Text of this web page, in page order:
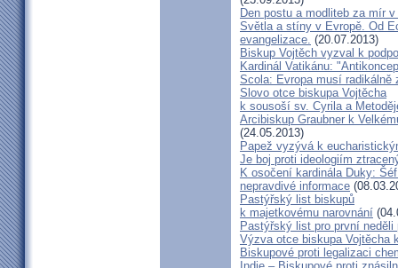
Den postu a modliteb za mír
Světla a stíny v Evropě. Od
evangelizace. (20.07.2013)
Biskup Vojtěch vyzval k
Kardinál Vatikánu:
Scola: Evropa musí
Slovo otce biskupa Vojtěcha
k sousoší sv. Cyrila a
Arcibiskup Graubner k
(24.05.2013)
Papež vyzývá k
Je boj proti ideologiím
K osočení kardinála Duky:
nepravdivé informace
Pastýřský list biskupů
k majetkovému narovnání
Pastýřský list pro první neděli
Výzva otce biskupa Vojtěcha
Biskupové proti legalizaci